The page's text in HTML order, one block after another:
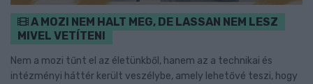
A MOZI NEM HALT MEG, DE LASSAN NEM LESZ
MIVEL VETÍTENI
Nem a mozi tűnt el az életünkből, hanem az a technikai és
intézményi háttér került veszélybe, amely lehetővé teszi, hogy